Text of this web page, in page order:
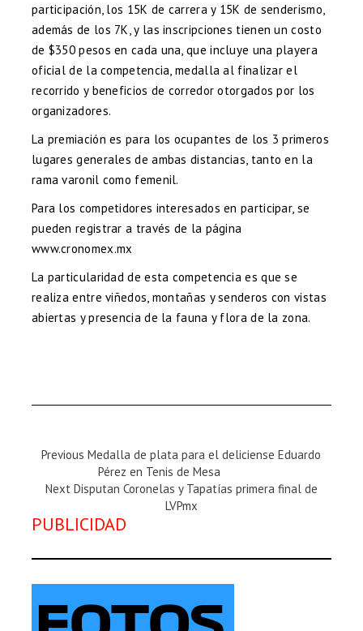
participación, los 15K de carrera y 15K de senderismo,
además de los 7K, y las inscripciones tienen un costo
de $350 pesos en cada una, que incluye una playera
oficial de la competencia, medalla al finalizar el
recorrido y beneficios de corredor otorgados por los
organizadores.
La premiación es para los ocupantes de los 3 primeros
lugares generales de ambas distancias, tanto en la
rama varonil como femenil.
Para los competidores interesados en participar, se
pueden registrar a través de la página
www.cronomex.mx
La particularidad de esta competencia es que se
realiza entre viñedos, montañas y senderos con vistas
abiertas y presencia de la fauna y flora de la zona.
Previous
Previous Medalla de plata para el deliciense Eduardo
Pérez en Tenis de Mesa
Next
:
Next Disputan Coronelas y Tapatías primera final de
LVPmx
PUBLICIDAD